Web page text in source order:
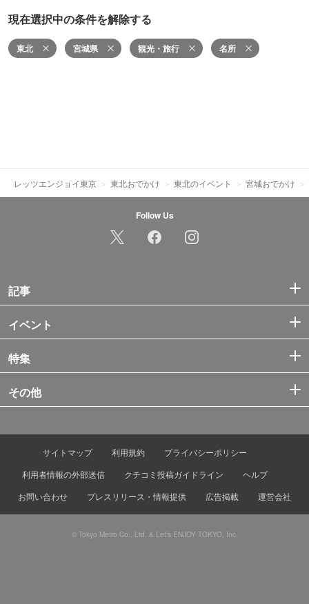
現在選択中の条件を解除する
東北 宮城県 観光・旅行 名所
レッツエンジョイ東京 東北おでかけ 東北のイベント 宮城おでかけ
Follow Us
記事
イベント
特集
その他
サイトマップ 利用規約
プライバシーポリシー
利用者情報の外部送信
クチコミ投稿ガイドライン
ヘルプ
お問い合わせ
プレスリリース・情報提供 広告掲載 運営会社
© Tokyo Metro Co., Ltd. & Let’s ENJOY TOKYO, Inc.